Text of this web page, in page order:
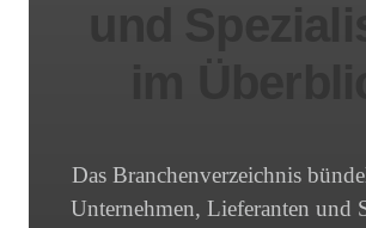
Das Branchenverzeichnis
Unternehmen, Lieferanten und